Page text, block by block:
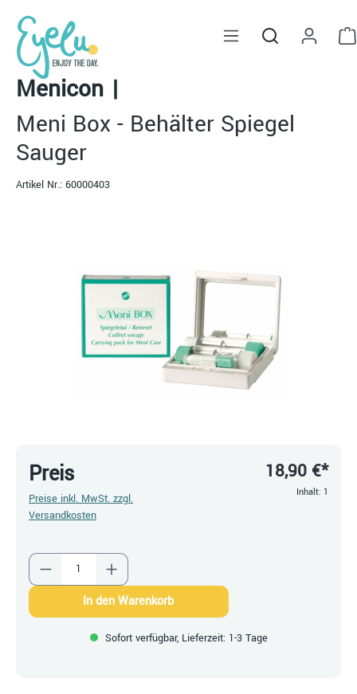
springen
Menicon |
Meni Box - Behälter Spiegel
Sauger
Artikel Nr.: 60000403
Preis
Preise inkl. MwSt. zzgl.
Versandkosten
18,90 €*
Inhalt: 1
Produkt Anzahl: Gib den gewünschten Wert
In den Warenkorb
Sofort verfügbar, Lieferzeit: 1-3 Tage